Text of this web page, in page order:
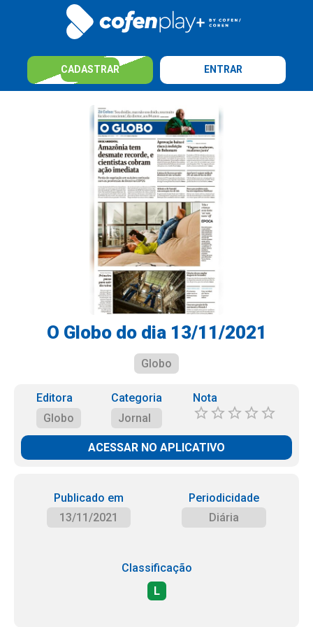
CADASTRAR ENTRAR
O Globo do dia 13/11/2021
Globo
Editora
Globo
Categoria
Jornal
Nota
ACESSAR NO APLICATIVO
Publicado em
13/11/2021
Periodicidade
Diária
Classificação
L